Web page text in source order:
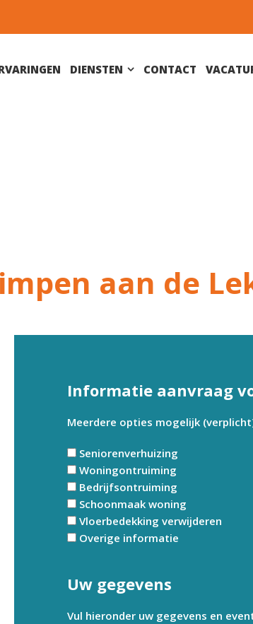
DIENSTEN CONTACT
aan de
Informatie aanvraag
Meerdere opties mogelijk
Seniorenverhuizing
Woningontruiming
Bedrijfsontruiming
Schoonmaak woning
Vloerbedekking verwijderen
Overige informatie
Uw gegevens
Vul hieronder uw gegevens en